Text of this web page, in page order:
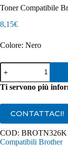
Toner Compatibile
8,15€
Colore: Nero
Toner
Compatibile
Brother
TN326K
TN320K
Nero
quantità
Ti servono più
CONTATTACI!
COD: BROTN326K
Compatibili Brother